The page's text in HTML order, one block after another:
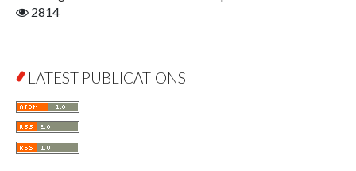
Linguistics
What Is Man?
Communication and Media
A Very Short Introduction
Literary Culture of Lodz
2814
LATEST PUBLICATIONS